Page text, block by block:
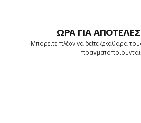
ΩΡΑ ΓΙΑ
Μπορείτε πλέον να δείτε ξεκάθαρα
πραγματοποιούνται